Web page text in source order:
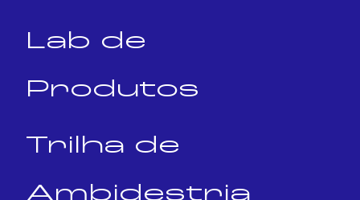
Lab de
Produtos
Trilha de
Ambidestria